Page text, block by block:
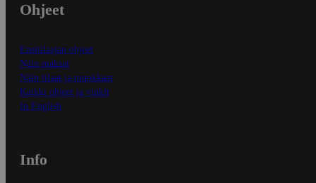
Ohjeet
Ensitilaajan ohjeet
Näin maksat
Näin tilaat ja muokkaat
Kaikki ohjeet ja vinkit
In English
Info